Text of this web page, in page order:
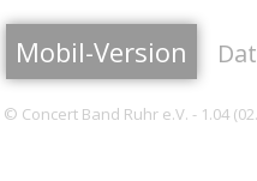
Mobil-Version
© Concert Band Ruhr e.V. - 1.04